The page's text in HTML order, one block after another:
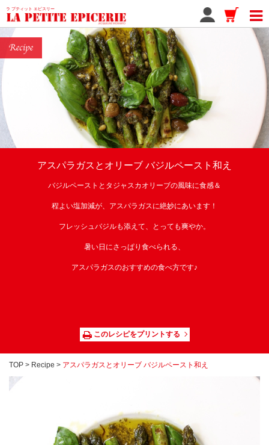
ラ プティット エピスリー
アスパラガスとオリーブ バジルペースト和え
バジルペーストとタジャスカオリーブの風味に食感＆
程よい塩加減が、アスパラガスに絶妙にあいます！
フレッシュバジルも添えて、とっても爽やか。
暑い日にさっぱり食べられる、
アスパラガスのおすすめの食べ方です♪
このレシピをプリントする
TOP > Recipe > アスパラガスとオリーブ バジルペースト和え